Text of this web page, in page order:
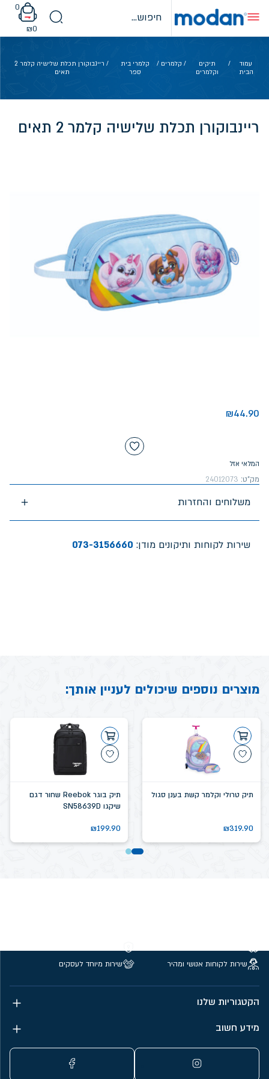
content
0
₪0
עמוד
הבית
/
תיקים
וקלמרים
/ קלמרים /
קלמרי בית
ספר
/ ריינבוקורן תכלת שלישיה קלמר 2
תאים
ריינבוקורן תכלת שלישיה קלמר 2 תאים
₪44.90
המלאי אזל
מק"ט: 24012073
משלוחים והחזרות
שירות לקוחות ותיקונים מודן: 073-3156660
מוצרים נוספים שיכולים לעניין אותך:
תיק טרולי וקלמר קשת בענן סגול
₪319.90
תיק בוגר Reebok שחור דגם
שיקגו SN58639D
₪199.90
שירות לקוחות אנושי ומהיר
שירות מיוחד לעסקים
הקטגוריות שלנו
מידע חשוב